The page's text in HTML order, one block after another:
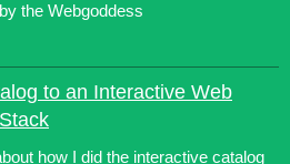
the Webgoddess
to an Interactive Web
how I did the interactive catalog